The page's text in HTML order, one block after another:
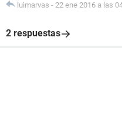
luimarvas - 22 ene 2016 a las
2 respuestas